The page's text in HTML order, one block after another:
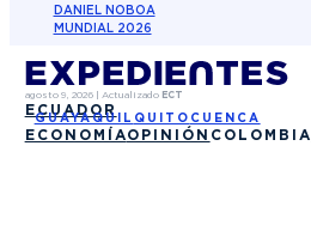
DANIEL NOBOA
MUNDIAL 2026
agosto 9, 2026| Actualizado ECT
ECUADOR
GUAYAQUIL QUITO CUENCA
ECONOMÍAOPINIÓN COLOMBIA